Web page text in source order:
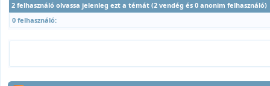
2 felhasználó olvassa jelenleg ezt a témát (2 vendég és 0 anonim felhasználó)
0 felhasználó: